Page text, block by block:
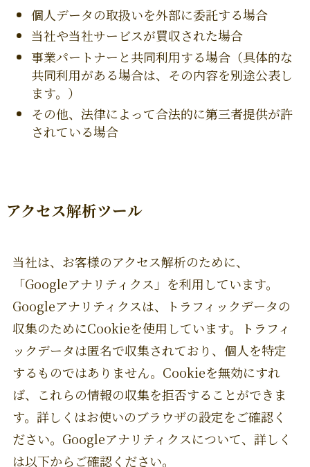
個人データの取扱いを外部に委託する場合
当社や当社サービスが買収された場合
事業パートナーと共同利用する場合（具体的な
共同利用がある場合は、その内容を別途公表し
ます。）
その他、法律によって合法的に第三者提供が許
されている場合
アクセス解析ツール
当社は、お客様のアクセス解析のために、
「Googleアナリティクス」を利用しています。
Googleアナリティクスは、トラフィックデータの
収集のためにCookieを使用しています。トラフィ
ックデータは匿名で収集されており、個人を特定
するものではありません。Cookieを無効にすれ
ば、これらの情報の収集を拒否することができま
す。詳しくはお使いのブラウザの設定をご確認く
ださい。Googleアナリティクスについて、詳しく
は以下からご確認ください。